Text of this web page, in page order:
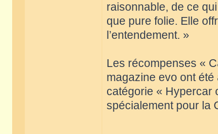
raisonnable, de ce
que pure folie. Elle
l’entendement. »
Les récompenses «
magazine evo ont
catégorie « Hypercar
spécialement pour la